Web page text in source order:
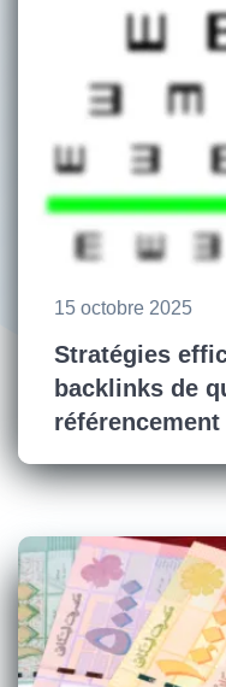
15 octobre 2025
Stratégies
backlinks de
référencement